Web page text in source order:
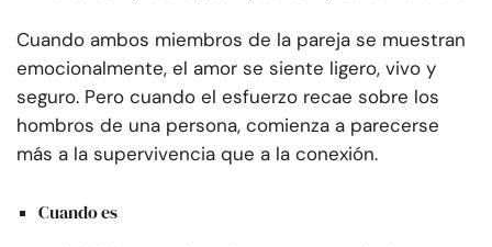
Cuando ambos miembros de la pareja se muestran
emocionalmente, el amor se siente ligero, vivo y
seguro. Pero cuando el esfuerzo recae sobre los
hombros de una persona, comienza a parecerse
más a la supervivencia que a la conexión.
Cuando es